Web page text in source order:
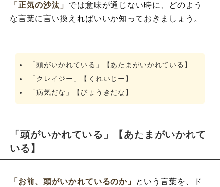
「正気の沙汰」 では意味が通じない時に、どのよう
な言葉に言い換えればいいか知っておきましょう。
「頭がいかれている」【あたまがいかれている】
「クレイジー」【くれいじー】
「病気だな」【びょうきだな】
「頭がいかれている」【あたまがいかれて
いる】
「お前、頭がいかれているのか」
という言葉を、ド